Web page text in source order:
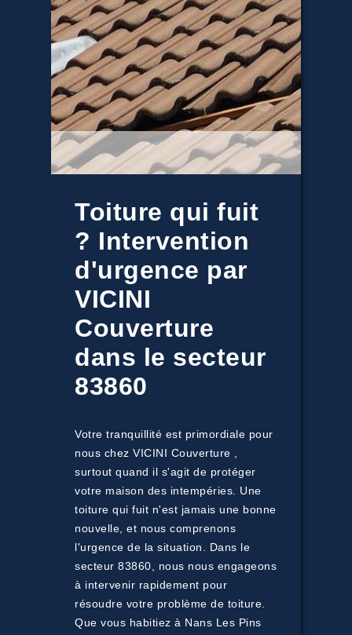
Toiture qui fuit
? Intervention
d'urgence par
VICINI
Couverture
dans le secteur
83860
Votre tranquillité est primordiale pour
nous chez VICINI Couverture ,
surtout quand il s'agit de protéger
votre maison des intempéries. Une
toiture qui fuit n'est jamais une bonne
nouvelle, et nous comprenons
l'urgence de la situation. Dans le
secteur 83860, nous nous engageons
à intervenir rapidement pour
résoudre votre problème de toiture.
Que vous habitiez à Nans Les Pins